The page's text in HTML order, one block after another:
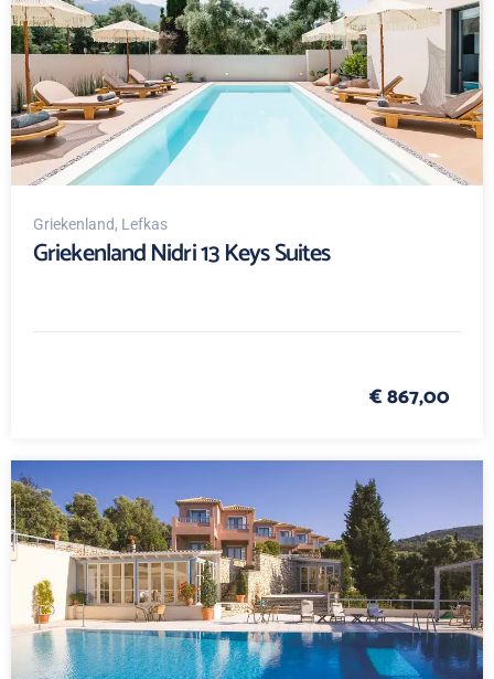
Griekenland, Lefkas
Griekenland Nidri 13 Keys Suites
€ 867,00